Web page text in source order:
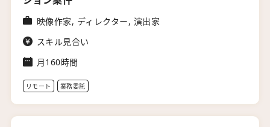
映像作家, ディレクター, 演出家
スキル見合い
月160時間
リモート 業務委託